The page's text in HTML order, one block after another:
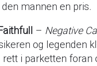
mannen en pris.
– Negative
og legenden
i parketten foran